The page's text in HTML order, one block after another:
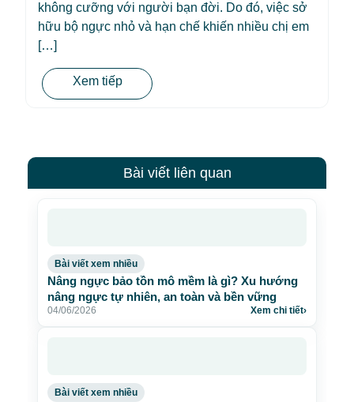
không cưỡng với người bạn đời. Do đó, việc sở
hữu bộ ngực nhỏ và hạn chế khiến nhiều chị em
[…]
Xem tiếp
Bài viết liên quan
Bài viết xem nhiều
Nâng ngực bảo tồn mô mềm là gì? Xu hướng
nâng ngực tự nhiên, an toàn và bền vững
04/06/2026 Xem chi tiết›
Bài viết xem nhiều